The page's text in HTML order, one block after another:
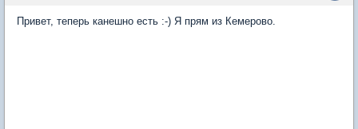
Привет, теперь канешно есть :-) Я прям из Кемерово.